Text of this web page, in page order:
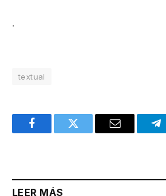
.
textual
FacebookTwitter Email
LEER MÁS